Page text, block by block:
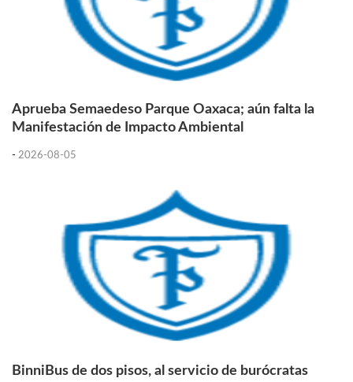
Aprueba Semaedeso Parque Oaxaca; aún falta la
Manifestación de Impacto Ambiental
- 2026-08-05
BinniBus de dos pisos, al servicio de burócratas